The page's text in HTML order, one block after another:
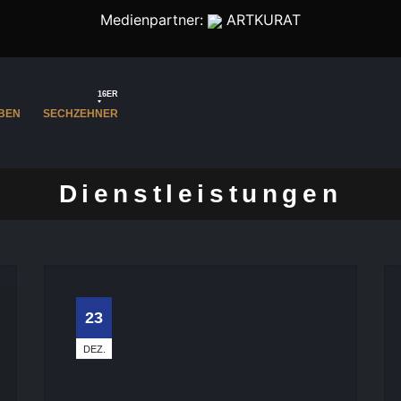
Medienpartner: ARTKURAT
SECHZEHNER
16ER
Dienstleistungen
23
DEZ.